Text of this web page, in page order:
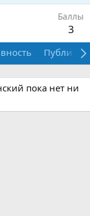
Баллы
3
пока нет ни